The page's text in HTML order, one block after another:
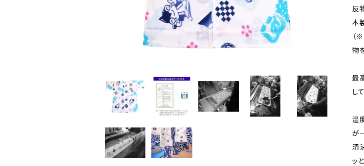
反
本
（
物
最
し
湿
が
清
ッ